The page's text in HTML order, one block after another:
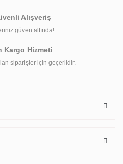
Alışveriş
güven altında!
Kargo Hizmeti
siparişler için geçerlidir.